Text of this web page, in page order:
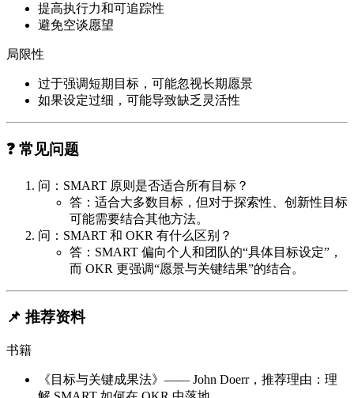
提高执行力和可追踪性
避免空谈愿望
局限性
过于强调短期目标，可能忽视长期愿景
如果设定过细，可能导致缺乏灵活性
❓ 常见问题
问：SMART 原则是否适合所有目标？
答：适合大多数目标，但对于探索性、创新性目标
可能需要结合其他方法。
问：SMART 和 OKR 有什么区别？
答：SMART 偏向个人和团队的“具体目标设定”，
而 OKR 更强调“愿景与关键结果”的结合。
📌 推荐资料
书籍
《目标与关键成果法》—— John Doerr，推荐理由：理